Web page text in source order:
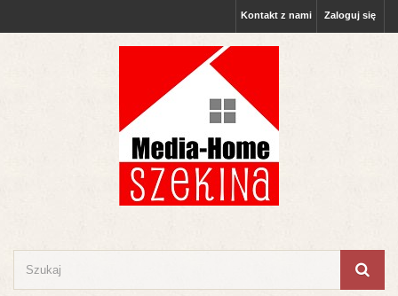
Zaloguj się
Kontakt z nami